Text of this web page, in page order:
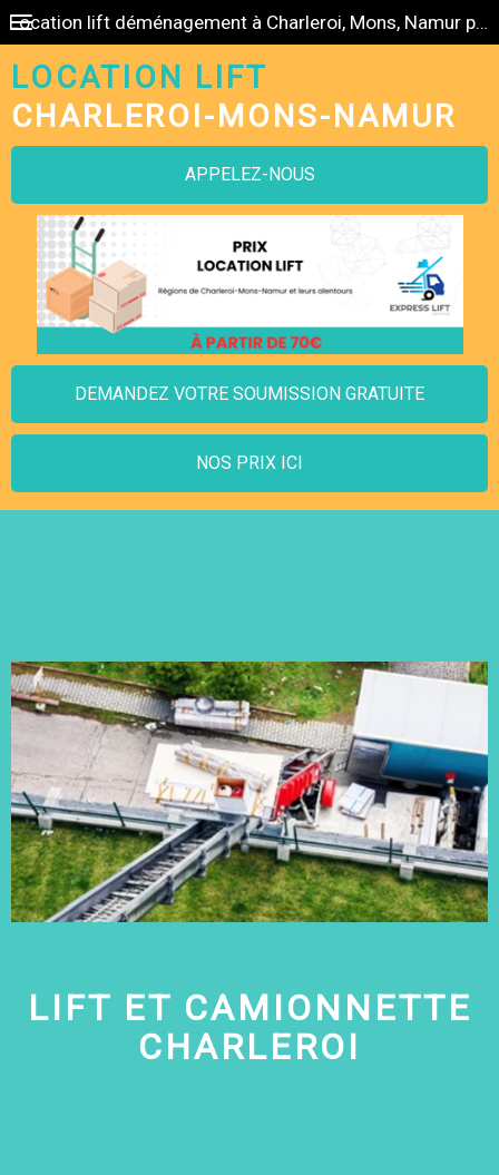
Location lift déménagement à Charleroi, Mons, Namur pas cher
LOCATION LIFT
CHARLEROI-MONS-NAMUR
APPELEZ-NOUS
DEMANDEZ VOTRE SOUMISSION GRATUITE
NOS PRIX ICI
LIFT ET CAMIONNETTE
CHARLEROI